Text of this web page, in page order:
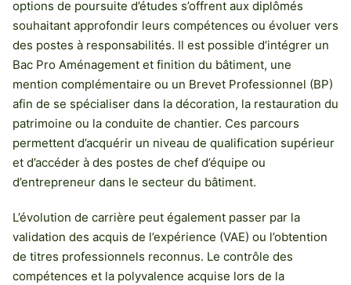
options de poursuite d’études s’offrent aux diplômés
souhaitant approfondir leurs compétences ou évoluer vers
des postes à responsabilités. Il est possible d’intégrer un
Bac Pro Aménagement et finition du bâtiment, une
mention complémentaire ou un Brevet Professionnel (BP)
afin de se spécialiser dans la décoration, la restauration du
patrimoine ou la conduite de chantier. Ces parcours
permettent d’acquérir un niveau de qualification supérieur
et d’accéder à des postes de chef d’équipe ou
d’entrepreneur dans le secteur du bâtiment.
L’évolution de carrière peut également passer par la
validation des acquis de l’expérience (VAE) ou l’obtention
de titres professionnels reconnus. Le contrôle des
compétences et la polyvalence acquise lors de la